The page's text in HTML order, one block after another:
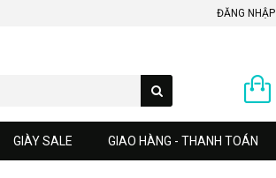
ĐĂNG NHẬP
GIÀY SALE GIAO HÀNG - THANH TOÁN